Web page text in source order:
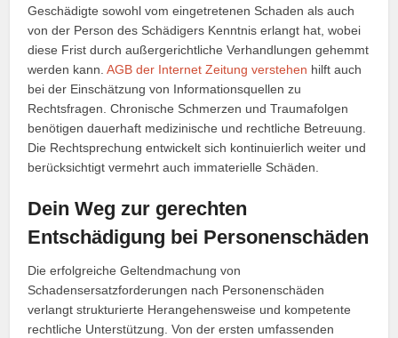
Geschädigte sowohl vom eingetretenen Schaden als auch
von der Person des Schädigers Kenntnis erlangt hat, wobei
diese Frist durch außergerichtliche Verhandlungen gehemmt
werden kann.AGB der Internet Zeitung verstehen hilft auch
bei der Einschätzung von Informationsquellen zu
Rechtsfragen. Chronische Schmerzen und Traumafolgen
benötigen dauerhaft medizinische und rechtliche Betreuung.
Die Rechtsprechung entwickelt sich kontinuierlich weiter und
berücksichtigt vermehrt auch immaterielle Schäden.
Dein Weg zur gerechten
Entschädigung bei Personenschäden
Die erfolgreiche Geltendmachung von
Schadensersatzforderungen nach Personenschäden
verlangt strukturierte Herangehensweise und kompetente
rechtliche Unterstützung. Von der ersten umfassenden